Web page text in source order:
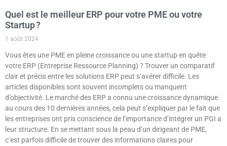
Quel est le meilleur ERP pour votre PME ou votre
Startup ?
1 août 2024
Vous êtes une PME en pleine croissance ou une startup en quête
votre ERP (Entreprise Ressource Planning) ? Trouver un comparatif
clair et précis entre les solutions ERP peut s’avérer difficile. Les
articles disponibles sont souvent incomplets ou manquent
d’objectivité. Le marché des ERP a connu une croissance dynamique
au cours des 10 dernières années, cela peut s’expliquer par le fait que
les entreprises ont pris conscience de l’importance d’intégrer un PGI a
leur structure. En se mettant sous la peau d’un dirigeant de PME,
c’est parfois difficile de trouver des informations claires pour